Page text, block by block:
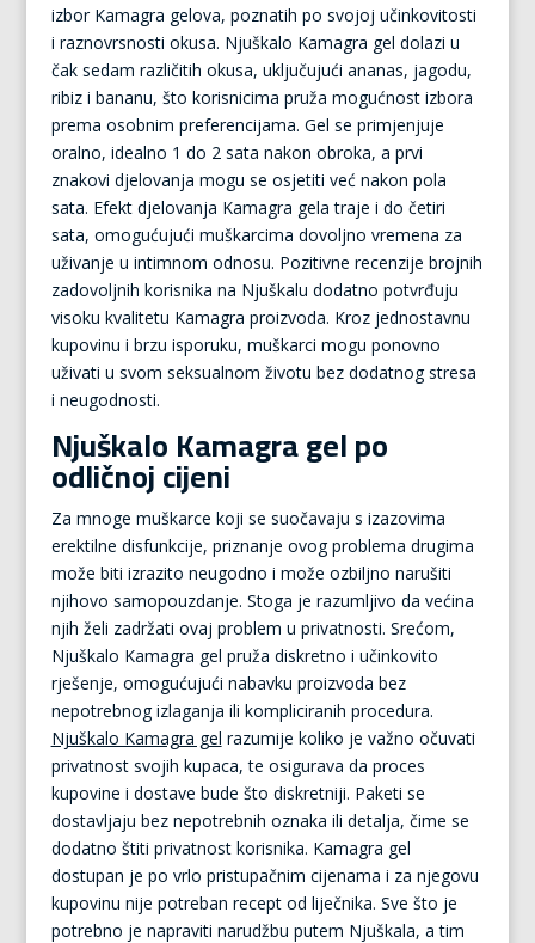
izbor Kamagra gelova, poznatih po svojoj učinkovitosti
i raznovrsnosti okusa. Njuškalo Kamagra gel dolazi u
čak sedam različitih okusa, uključujući ananas, jagodu,
ribiz i bananu, što korisnicima pruža mogućnost izbora
prema osobnim preferencijama. Gel se primjenjuje
oralno, idealno 1 do 2 sata nakon obroka, a prvi
znakovi djelovanja mogu se osjetiti već nakon pola
sata. Efekt djelovanja Kamagra gela traje i do četiri
sata, omogućujući muškarcima dovoljno vremena za
uživanje u intimnom odnosu. Pozitivne recenzije brojnih
zadovoljnih korisnika na Njuškalu dodatno potvrđuju
visoku kvalitetu Kamagra proizvoda. Kroz jednostavnu
kupovinu i brzu isporuku, muškarci mogu ponovno
uživati u svom seksualnom životu bez dodatnog stresa
i neugodnosti.
Njuškalo Kamagra gel po
odličnoj cijeni
Za mnoge muškarce koji se suočavaju s izazovima
erektilne disfunkcije, priznanje ovog problema drugima
može biti izrazito neugodno i može ozbiljno narušiti
njihovo samopouzdanje. Stoga je razumljivo da većina
njih želi zadržati ovaj problem u privatnosti. Srećom,
Njuškalo Kamagra gel pruža diskretno i učinkovito
rješenje, omogućujući nabavku proizvoda bez
nepotrebnog izlaganja ili kompliciranih procedura.
Njuškalo Kamagra gel razumije koliko je važno očuvati
privatnost svojih kupaca, te osigurava da proces
kupovine i dostave bude što diskretniji. Paketi se
dostavljaju bez nepotrebnih oznaka ili detalja, čime se
dodatno štiti privatnost korisnika. Kamagra gel
dostupan je po vrlo pristupačnim cijenama i za njegovu
kupovinu nije potreban recept od liječnika. Sve što je
potrebno je napraviti narudžbu putem Njuškala, a tim